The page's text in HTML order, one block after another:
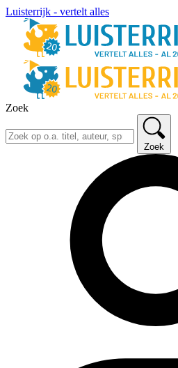
Luisterrijk - vertelt alles
Zoek
Zoek